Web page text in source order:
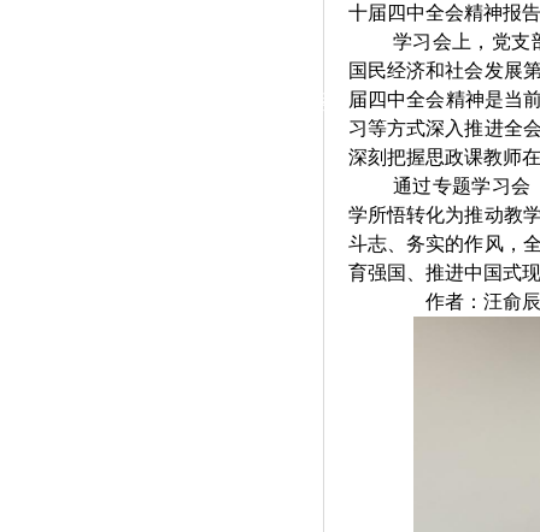
工会活动
十届四中全会精神报
学习会上，党支
国民经济和社会发展
届四中全会精神是当
习等方式深入推进全
深刻把握思政课教师
通过专题学习会
学所悟转化为推动教
斗志、务实的作风，
育强国、推进中国式
作者：汪俞辰